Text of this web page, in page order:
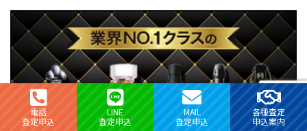
電話
査定申込
LINE
査定申込
MAIL
査定申込
各種査定
申込案内